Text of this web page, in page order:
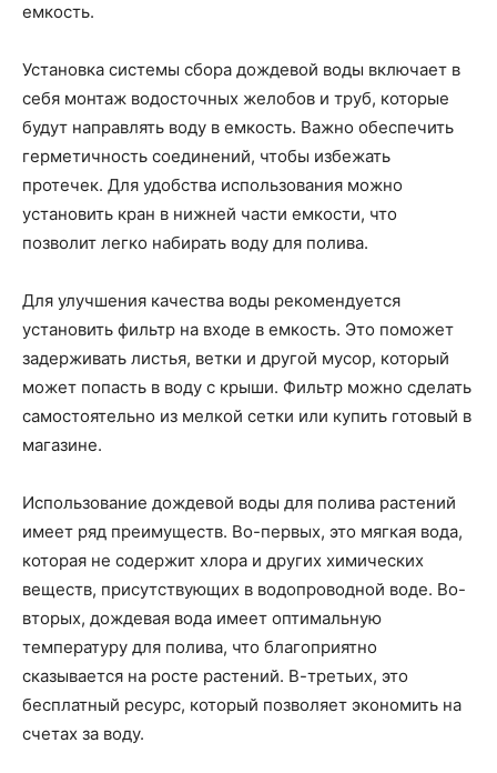
емкость.
Установка системы сбора дождевой воды включает в
себя монтаж водосточных желобов и труб, которые
будут направлять воду в емкость. Важно обеспечить
герметичность соединений, чтобы избежать
протечек. Для удобства использования можно
установить кран в нижней части емкости, что
позволит легко набирать воду для полива.
Для улучшения качества воды рекомендуется
установить фильтр на входе в емкость. Это поможет
задерживать листья, ветки и другой мусор, который
может попасть в воду с крыши. Фильтр можно сделать
самостоятельно из мелкой сетки или купить готовый в
магазине.
Использование дождевой воды для полива растений
имеет ряд преимуществ. Во-первых, это мягкая вода,
которая не содержит хлора и других химических
веществ, присутствующих в водопроводной воде. Во-
вторых, дождевая вода имеет оптимальную
температуру для полива, что благоприятно
сказывается на росте растений. В-третьих, это
бесплатный ресурс, который позволяет экономить на
счетах за воду.